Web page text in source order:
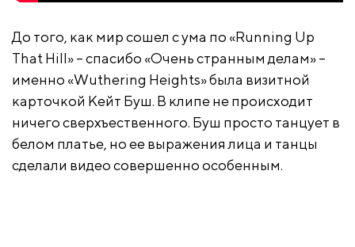
До того, как мир сошел с ума по «Running Up
That Hill» – спасибо «Очень странным делам» –
именно «Wuthering Heights» была визитной
карточкой Кейт Буш. В клипе не происходит
ничего сверхъественного. Буш просто танцует в
белом платье, но ее выражения лица и танцы
сделали видео совершенно особенным.